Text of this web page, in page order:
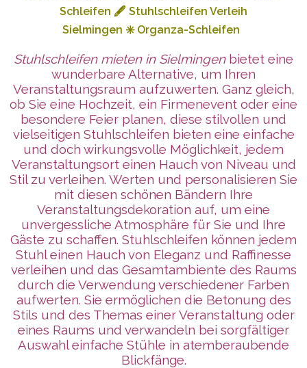
Schleifen 🖋️ Stuhlschleifen Verleih
Sielmingen ✳️ Organza-Schleifen
Stuhlschleifen mieten in Sielmingenbietet eine
wunderbare Alternative, um Ihren
Veranstaltungsraum aufzuwerten. Ganz gleich,
ob Sie eine Hochzeit, ein Firmenevent oder eine
besondere Feier planen, diese stilvollen und
vielseitigen Stuhlschleifen bieten eine einfache
und doch wirkungsvolle Möglichkeit, jedem
Veranstaltungsort einen Hauch von Niveau und
Stil zu verleihen. Werten und personalisieren Sie
mit diesen schönen Bändern Ihre
Veranstaltungsdekoration auf, um eine
unvergessliche Atmosphäre für Sie und Ihre
Gäste zu schaffen. Stuhlschleifen können jedem
Stuhl einen Hauch von Eleganz und Raffinesse
verleihen und das Gesamtambiente des Raums
durch die Verwendung verschiedener Farben
aufwerten. Sie ermöglichen die Betonung des
Stils und des Themas einer Veranstaltung oder
eines Raums und verwandeln bei sorgfältiger
Auswahl einfache Stühle in atemberaubende
Blickfänge.